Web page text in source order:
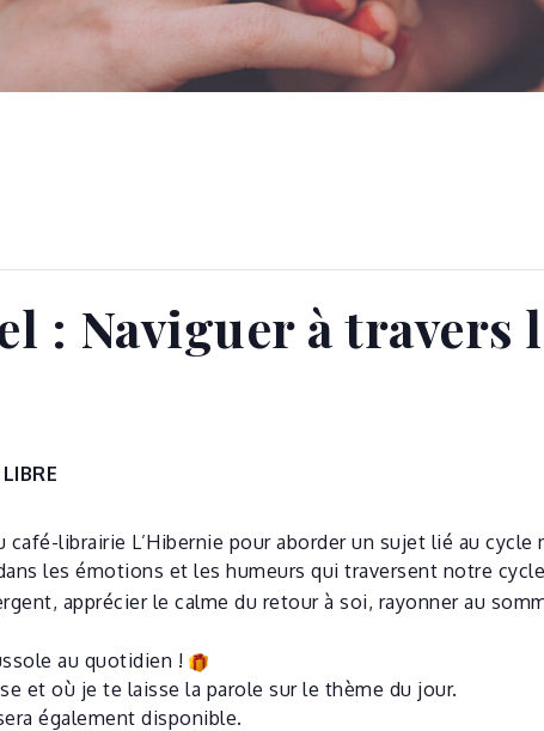
: Naviguer à travers
librairie L’Hibernie pour aborder un sujet lié au cycle
les émotions et les humeurs qui traversent notre
apprécier le calme du retour à soi, rayonner au
au quotidien !
et où je te laisse la parole sur le thème du jour.
également disponible.